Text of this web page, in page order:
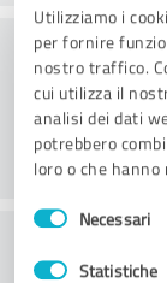
Utilizziamo i
per fornire
nostro traffico.
cui utilizza il
analisi dei dati
potrebbero
loro o che hanno
Selezione
del
Necessari
Statistiche